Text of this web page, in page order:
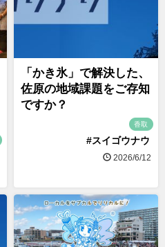
「かき氷」で解決した、
佐原の地域課題をご存知
ですか？
香取
#スイゴウナウ
2026/6/12